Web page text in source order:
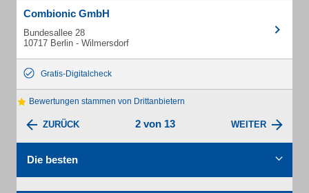
Combionic GmbH
Bundesallee 28
10717 Berlin - Wilmersdorf
Gratis-Digitalcheck
Bewertungen stammen von Drittanbietern
ZURÜCK 2 von 13 WEITER
Die besten